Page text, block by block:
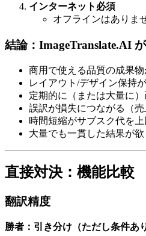
インターネット必須
オフラインはありま
結論：ImageTranslate.AI
商用で使える品質の成果
レイアウト/デザイン保持
定期的に（または大量に）
誤訳が損失につながる（売
時間短縮がサブスク代を上
大量でも一貫した結果が欲
直接対決：機能比較
翻訳精度
勝者：引き分け（ただし条件あり